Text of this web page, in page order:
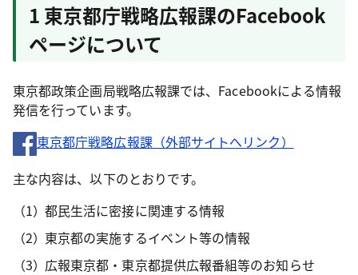
1 東京都庁戦略広報課のFacebook
ページについて
東京都政策企画局戦略広報課では、Facebookによる情報
発信を行っています。
東京都庁戦略広報課（外部サイトへリンク）
主な内容は、以下のとおりです。
都民生活に密接に関連する情報
東京都の実施するイベント等の情報
広報東京都・東京都提供広報番組等のお知らせ